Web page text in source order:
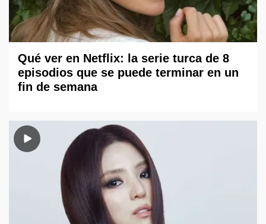
Qué ver en Netflix: la serie turca de 8
episodios que se puede terminar en un
fin de semana